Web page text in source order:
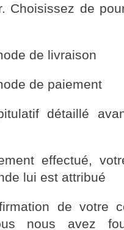
Choisissez de
de livraison
de paiement
détaillé
effectué,
lui est attribué
de votre
nous avez